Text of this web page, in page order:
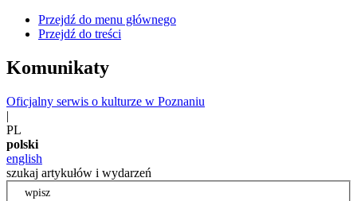
Przejdź do menu głównego
Przejdź do treści
Komunikaty
Oficjalny serwis o kulturze w Poznaniu
|
PL
polski
english
szukaj artykułów i wydarzeń
wpisz